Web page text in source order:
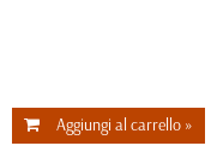
Aggiungi al carrello »